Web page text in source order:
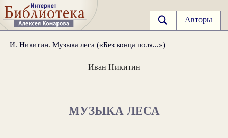
Авторы
И. Никитин.Музыка леса («Без конца поля...»)
Иван Никитин
МУЗЫКА ЛЕСА